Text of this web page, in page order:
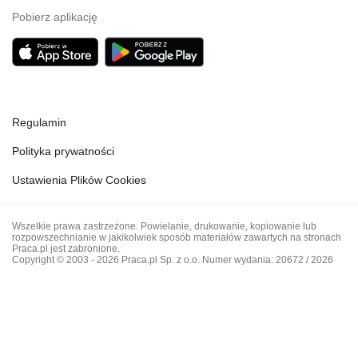
Pobierz aplikację
Regulamin
Polityka prywatności
Ustawienia Plików Cookies
Wszelkie prawa zastrzeżone. Powielanie, drukowanie, kopiowanie lub
rozpowszechnianie w jakikolwiek sposób materiałów zawartych na stronach
Praca.pl jest zabronione.
Copyright © 2003 - 2026 Praca.pl Sp. z o.o. Numer wydania: 20672 / 2026